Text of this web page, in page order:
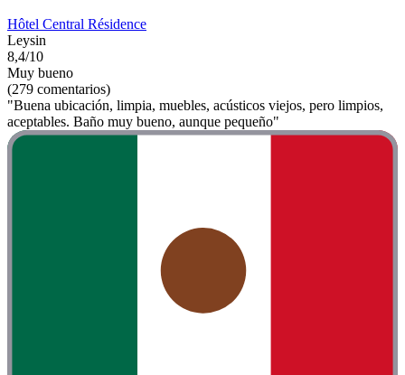
Hôtel Central Résidence
Leysin
8,4/10
Muy bueno
(279 comentarios)
"Buena ubicación, limpia, muebles, acústicos viejos, pero limpios,
aceptables. Baño muy bueno, aunque pequeño"